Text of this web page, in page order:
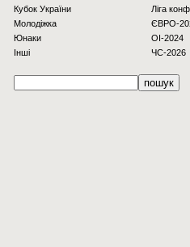
Кубок України
Молодіжка
Юнаки
Інші
Ліга
ЄВРО-
OI-2024
ЧС-2026